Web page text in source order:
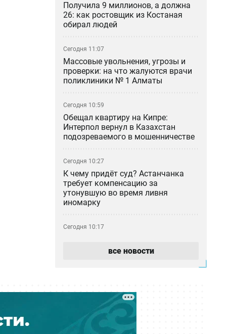
Получила 9 миллионов, а должна
26: как ростовщик из Костаная
обирал людей
Сегодня 11:07
Массовые увольнения, угрозы и
проверки: на что жалуются врачи
поликлиники № 1 Алматы
Сегодня 10:59
Обещал квартиру на Кипре:
Интерпол вернул в Казахстан
подозреваемого в мошенничестве
Сегодня 10:27
К чему придёт суд? Астанчанка
требует компенсацию за
утонувшую во время ливня
иномарку
Сегодня 10:17
почему казахстанцы всё больше
Блогер-миллионник Кайсар Камза
летит домой под конвоем
все новости